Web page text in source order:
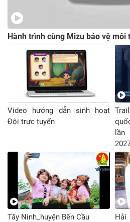
Hành trình cùng Mizu bảo vệ môi
Video hướng dẫn sinh hoạt
Đội trực tuyến
lần
Tây Ninh_huyện Bến Cầu